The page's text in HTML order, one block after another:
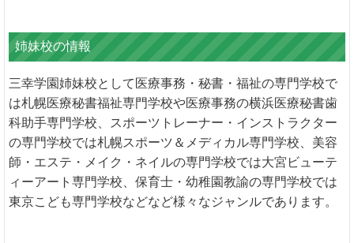
姉妹校の情報
三幸学園姉妹校として医療事務・秘書・福祉の専門学校で
は札幌医療秘書福祉専門学校や医療事務の横浜医療秘書歯
科助手専門学校、スポーツトレーナー・インストラクター
の専門学校では札幌スポーツ＆メディカル専門学校、美容
師・エステ・メイク・ネイルの専門学校では大宮ビューテ
ィーアート専門学校、保育士・幼稚園教諭の専門学校では
東京こども専門学校などなど様々なジャンルであります。